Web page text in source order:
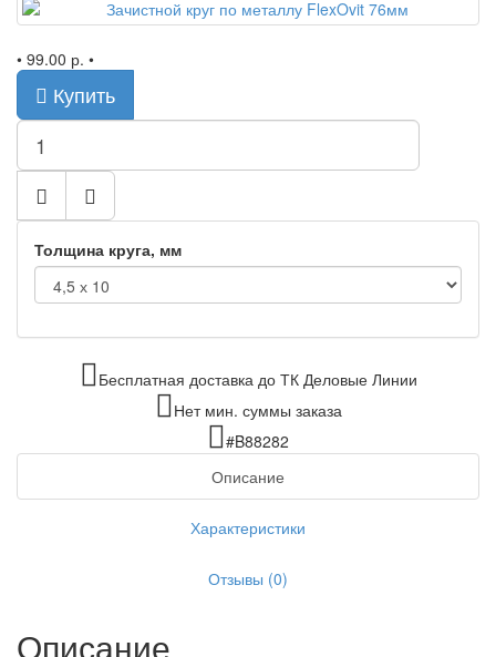
• 99.00 р. •
Купить
Толщина круга, мм
Бесплатная доставка до ТК Деловые Линии
Нет мин. суммы заказа
#B88282
Описание
Характеристики
Отзывы (0)
Описание